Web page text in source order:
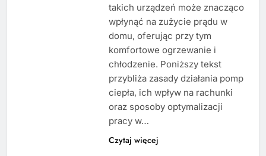
takich urządzeń może znacząco
wpłynąć na zużycie prądu w
domu, oferując przy tym
komfortowe ogrzewanie i
chłodzenie. Poniższy tekst
przybliża zasady działania pomp
ciepła, ich wpływ na rachunki
oraz sposoby optymalizacji
pracy w…
Czytaj więcej